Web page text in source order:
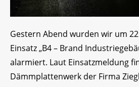
Gestern Abend wurden wir um
Einsatz „B4 – Brand
alarmiert. Laut Einsatzmeldung
Dämmplattenwerk der Firma